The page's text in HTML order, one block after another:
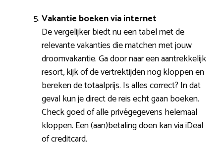
Vakantie boeken via internet
De vergelijker biedt nu een tabel met de
relevante vakanties die matchen met jouw
droomvakantie. Ga door naar een aantrekkelijk
resort, kijk of de vertrektijden nog kloppen en
bereken de totaalprijs. Is alles correct? In dat
geval kun je direct de reis echt gaan boeken.
Check goed of alle privégegevens helemaal
kloppen. Een (aan)betaling doen kan via iDeal
of creditcard.